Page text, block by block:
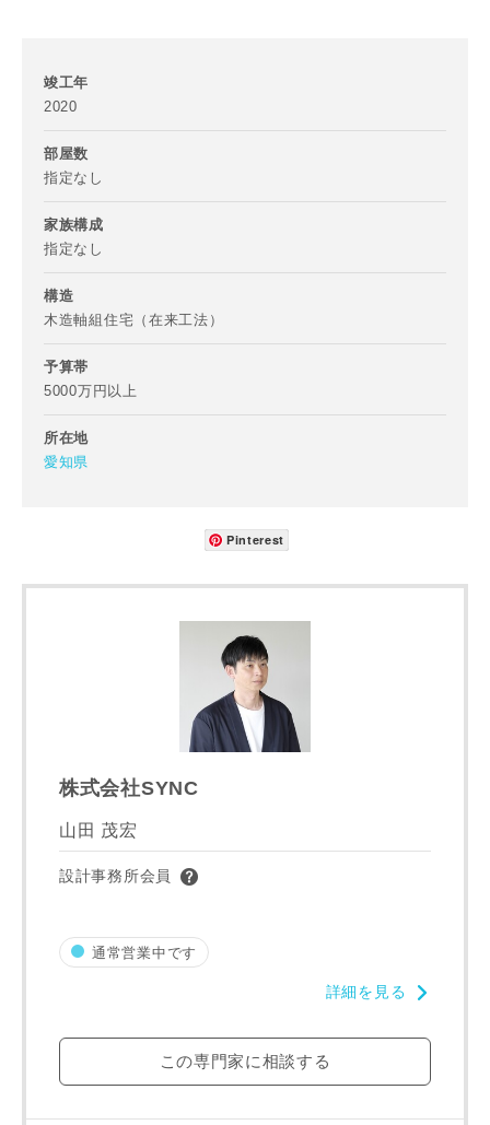
写真を拡大する
写真を拡大する
竣工年
2020
部屋数
指定なし
家族構成
指定なし
構造
木造軸組住宅（在来工法）
予算帯
5000万円以上
所在地
愛知県
Pinterest
株式会社SYNC
山田 茂宏
設計事務所会員
通常営業中です
詳細を見る
この専門家に相談する